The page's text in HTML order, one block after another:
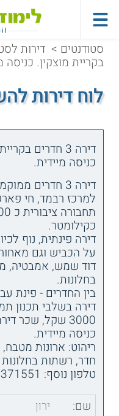
סטודנטים > דירות
בקריית מוצקין. כניסה
לוח דירות
דירה 3 חדרים
כניסה מיידית.
דירה 3 חדרים
למרכז רבמד, חי
כקילומטר.
דירה פינתית, נוף
על הכביש וגם
דוד שמש, אמבטיה,
בחלונות.
בין החדרים - פינת
3000 שקל, שכר דירה בזמן בינוי 50%.
כניסה מיידית.
ריהוט: ארונות
חדר, רשתות
טלפון נוסף: 0522371551 - תמר
שם:
ירון